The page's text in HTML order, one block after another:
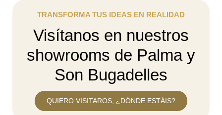
TRANSFORMA TUS IDEAS EN REALIDAD
Visítanos en nuestros
showrooms de Palma y
Son Bugadelles
QUIERO VISITAROS, ¿DÓNDE ESTÁIS?